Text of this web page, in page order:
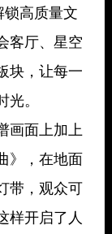
锁高质量文
客厅、星空
块，让每一
。
画面上加上
》，在地面
带，观众可
样开启了人